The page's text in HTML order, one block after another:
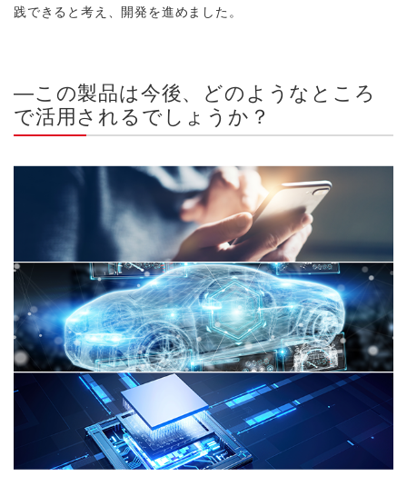
践できると考え、開発を進めました。
―この製品は今後、どのようなところ
で活用されるでしょうか？